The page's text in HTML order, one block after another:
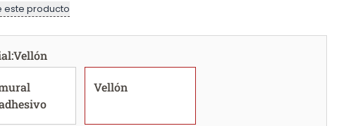
este producto
:Vellón
Vellón